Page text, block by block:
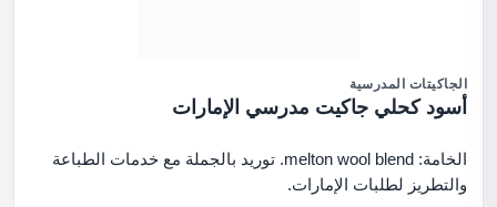
الجاكيتات المدرسية
أسود كحلي جاكيت مدرسي الإمارات
الخامة: melton wool blend. توريد بالجملة مع خدمات الطباعة
والتطريز لطلبات الإمارات.